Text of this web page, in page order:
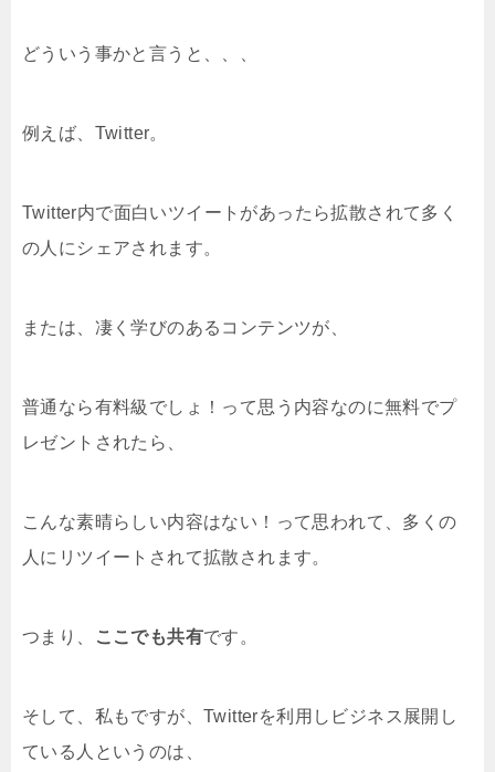
どういう事かと言うと、、、
例えば、Twitter。
Twitter内で面白いツイートがあったら拡散されて多く
の人にシェアされます。
または、凄く学びのあるコンテンツが、
普通なら有料級でしょ！って思う内容なのに無料でプ
レゼントされたら、
こんな素晴らしい内容はない！って思われて、多くの
人にリツイートされて拡散されます。
つまり、 ここでも共有です。
そして、私もですが、Twitterを利用しビジネス展開し
ている人というのは、